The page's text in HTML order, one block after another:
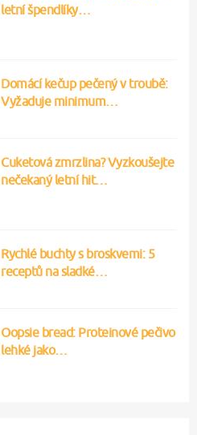
letní špendlíky…
Domácí kečup pečený v troubě:
Vyžaduje minimum…
Cuketová zmrzlina? Vyzkoušejte
nečekaný letní hit…
Rychlé buchty s broskvemi: 5
receptů na sladké…
Oopsie bread: Proteinové pečivo
lehké jako…